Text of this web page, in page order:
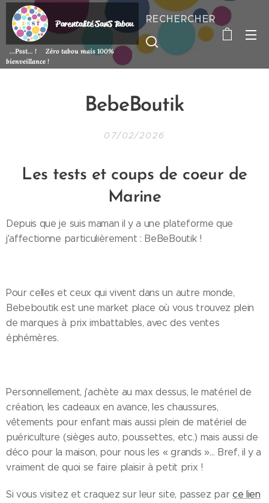
Parentalité SanSTabou
...Psst... ! Zéro tabou mais 100%
bienveillance !
RECHERCHER
BebeBoutik
07/02/2026
Les tests et coups de coeur de
Marine
Depuis que je suis maman il y a une plateforme que
j'affectionne particulièrement : BeBeBoutik !
Pour celles et ceux qui vivent dans un autre monde,
Bebeboutik est une market place où vous trouvez plein
de marques à prix imbattables, avec des ventes
éphémères.
Personnellement, j'achète au max dessus, le matériel de
création, les cadeaux en avance, les chaussures,
vêtements pour enfant mais aussi plein de matériel de
puériculture (sièges auto, poussettes, etc.) mais aussi de
déco pour la maison, pour nous les « grands »… Bref, il y a
vraiment de quoi se faire plaisir à petit prix !
Si vous visitez et craquez sur leur site, passez parce lien